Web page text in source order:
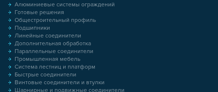
Алюминиевые системы ограждений
Готовые решения
Общестроительный профиль
Подшипники
Линейные соединители
Дополнительная обработка
Параллельные соединители
Промышленная мебель
Система лестниц и платформ
Быстрые соединители
Винтовые соединители и втулки
Шарнирные и подвижные соединители